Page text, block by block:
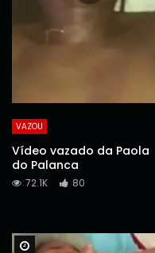
VAZOU
Vídeo vazado da Paola
do Palanca
72.1K 80
Watch Later